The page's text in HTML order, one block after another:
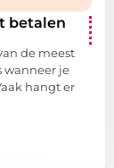
betalen
de meest
je
hangt er